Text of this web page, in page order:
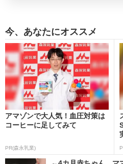
今、あなたにオススメ
アマゾンで大人気！血圧対策は
コーヒーに足してみて
PR(森永乳業)